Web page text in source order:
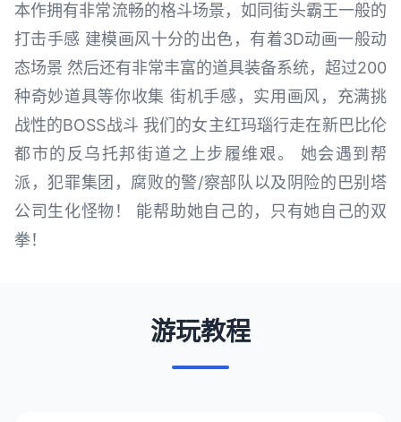
本作拥有非常流畅的格斗场景，如同街头霸王一般的
打击手感 建模画风十分的出色，有着3D动画一般动
态场景 然后还有非常丰富的道具装备系统，超过200
种奇妙道具等你收集 街机手感，实用画风，充满挑
战性的BOSS战斗 我们的女主红玛瑙行走在新巴比伦
都市的反乌托邦街道之上步履维艰。 她会遇到帮
派，犯罪集团，腐败的警/察部队以及阴险的巴别塔
公司生化怪物！ 能帮助她自己的，只有她自己的双
拳！
游玩教程